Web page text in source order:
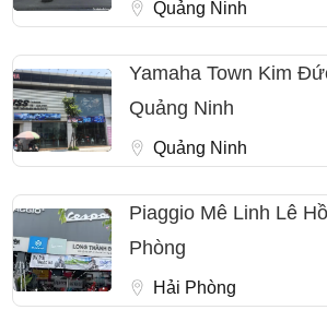
Quảng Ninh
Yamaha Town Kim
Quảng Ninh
Quảng Ninh
Piaggio Mê Linh Lê
Phòng
Hải Phòng